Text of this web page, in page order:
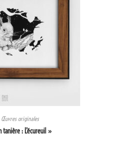
Œuvres originales
: L’écureuil »